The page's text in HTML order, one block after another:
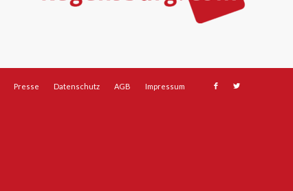
Presse Datenschutz AGB Impressum